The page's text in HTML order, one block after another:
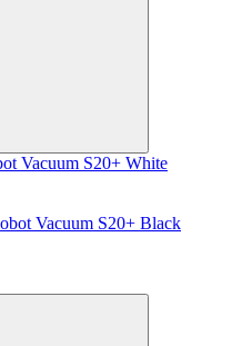
Vacuum S20+ White